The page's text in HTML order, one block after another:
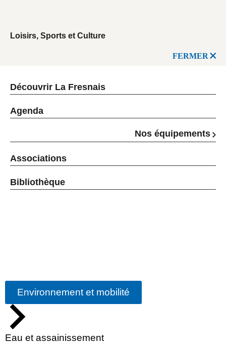
Loisirs, Sports et Culture
FERMER
Découvrir La Fresnais
Agenda
Nos équipements
Associations
Bibliothèque
Environnement et mobilité
Eau et assainissement